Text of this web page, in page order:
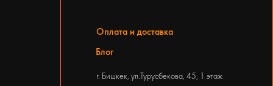
Оплата и доставка
Блог
г. Бишкек, ул.Турусбекова, 45, 1 этаж